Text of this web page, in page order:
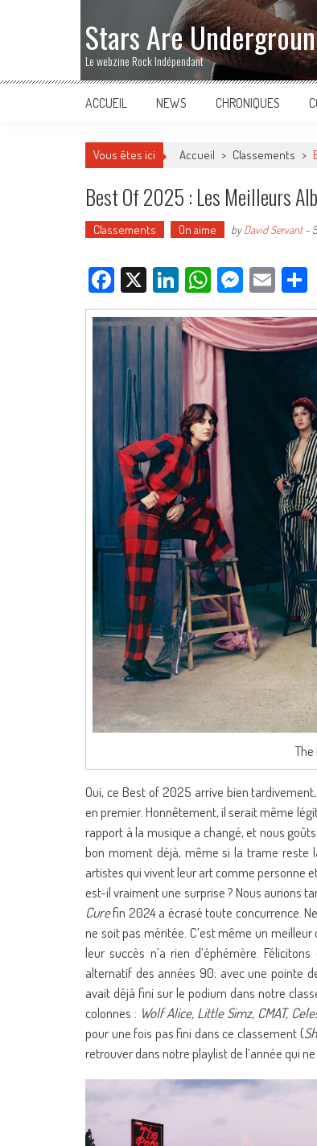
Stars Are
Le webzine Rock Indépendant
ACCUEIL NEWS CHRONIQUES
Vous êtes ici Accueil > Classements >
Best Of 2025 : Les Meilleurs
Classements On aime byDavid Servant-
Facebook
X LinkedIn
WhatsApp
Email
The
Oui, ce Best of 2025 arrive bien
en premier. Honnêtement, il serait même
rapport à la musique a changé, et nous
bon moment déjà, même si la trame reste
artistes qui vivent leur art comme personne
est-il vraiment une surprise ? Nous aurions
Curefin 2024 a écrasé toute concurrence.
ne soit pas méritée. C’est même un
leur succès n’a rien d’éphémère.
alternatif des années 90; avec une pointe
avait déjà fini sur le podium dans notre
colonnes : Wolf Alice, Little Simz, CMAT,
pour une fois pas fini dans ce classement (
retrouver dans notre playlist de l’année qui